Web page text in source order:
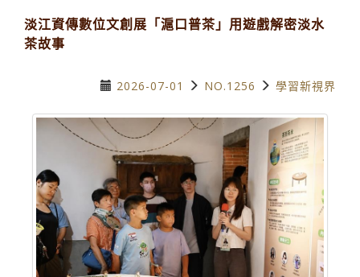
淡江資傳數位文創展「滬口普茶」用遊戲解密淡水
茶故事
2026-07-01 NO.1256 學習新視界